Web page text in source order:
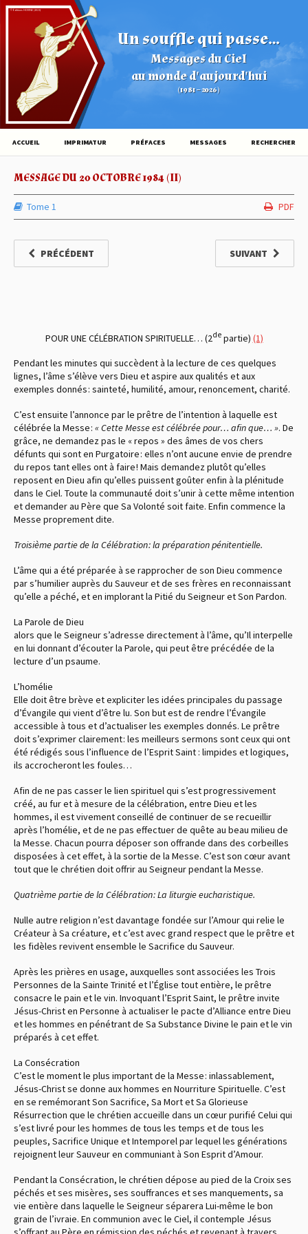
Un souffle qui passe...
Messages du Ciel
au monde d'aujourd'hui
(1981 – 2026)
© Éditions HOVINE (2026)
ACCUEIL IMPRIMATUR PRÉFACES MESSAGES RECHERCHER
MESSAGE DU 20 OCTOBRE 1984 (II)
Tome 1 PDF
PRÉCÉDENT SUIVANT
POUR UNE CÉLÉBRATION SPIRITUELLE… (2departie) (1)
Pendant les minutes qui succèdent à la lecture de ces quelques
lignes, l’âme s’élève vers Dieu et aspire aux qualités et aux
exemples donnés : sainteté, humilité, amour, renoncement, charité.
C’est ensuite l’annonce par le prêtre de l’intention à laquelle est
célébrée la Messe : « Cette Messe est célébrée pour… afin que… ». De
grâce, ne demandez pas le « repos » des âmes de vos chers
défunts qui sont en Purgatoire : elles n’ont aucune envie de prendre
du repos tant elles ont à faire ! Mais demandez plutôt qu’elles
reposent en Dieu afin qu’elles puissent goûter enfin à la plénitude
dans le Ciel. Toute la communauté doit s’unir à cette même intention
et demander au Père que Sa Volonté soit faite. Enfin commence la
Messe proprement dite.
Troisième partie de la Célébration : la préparation pénitentielle.
L’âme qui a été préparée à se rapprocher de son Dieu commence
par s’humilier auprès du Sauveur et de ses frères en reconnaissant
qu’elle a péché, et en implorant la Pitié du Seigneur et Son Pardon.
La Parole de Dieu
alors que le Seigneur s’adresse directement à l’âme, qu’Il interpelle
en lui donnant d’écouter la Parole, qui peut être précédée de la
lecture d’un psaume.
L’homélie
Elle doit être brève et expliciter les idées principales du passage
d’Évangile qui vient d’être lu. Son but est de rendre l’Évangile
accessible à tous et d’actualiser les exemples donnés. Le prêtre
doit s’exprimer clairement : les meilleurs sermons sont ceux qui ont
été rédigés sous l’influence de l’Esprit Saint : limpides et logiques,
ils accrocheront les foules…
Afin de ne pas casser le lien spirituel qui s’est progressivement
créé, au fur et à mesure de la célébration, entre Dieu et les
hommes, il est vivement conseillé de continuer de se recueillir
après l’homélie, et de ne pas effectuer de quête au beau milieu de
la Messe. Chacun pourra déposer son offrande dans des corbeilles
disposées à cet effet, à la sortie de la Messe. C’est son cœur avant
tout que le chrétien doit offrir au Seigneur pendant la Messe.
Quatrième partie de la Célébration : La liturgie eucharistique.
Nulle autre religion n’est davantage fondée sur l’Amour qui relie le
Créateur à Sa créature, et c’est avec grand respect que le prêtre et
les fidèles revivent ensemble le Sacrifice du Sauveur.
Après les prières en usage, auxquelles sont associées les Trois
Personnes de la Sainte Trinité et l’Église tout entière, le prêtre
consacre le pain et le vin. Invoquant l’Esprit Saint, le prêtre invite
Jésus-Christ en Personne à actualiser le pacte d’Alliance entre Dieu
et les hommes en pénétrant de Sa Substance Divine le pain et le vin
préparés à cet effet.
La Consécration
C’est le moment le plus important de la Messe : inlassablement,
Jésus-Christ se donne aux hommes en Nourriture Spirituelle. C’est
en se remémorant Son Sacrifice, Sa Mort et Sa Glorieuse
Résurrection que le chrétien accueille dans un cœur purifié Celui qui
s’est livré pour les hommes de tous les temps et de tous les
peuples, Sacrifice Unique et Intemporel par lequel les générations
rejoignent leur Sauveur en communiant à Son Esprit d’Amour.
Pendant la Consécration, le chrétien dépose au pied de la Croix ses
péchés et ses misères, ses souffrances et ses manquements, sa
vie entière dans laquelle le Seigneur séparera Lui-même le bon
grain de l’ivraie. En communion avec le Ciel, il contemple Jésus